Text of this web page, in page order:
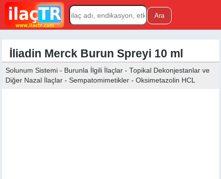
İliadin Merck Burun Spreyi 10 ml
Solunum Sistemi - Burunla İlgili İlaçlar - Topikal Dekonjestanlar ve
Diğer Nazal İlaçlar - Sempatomimetikler - Oksimetazolin HCL